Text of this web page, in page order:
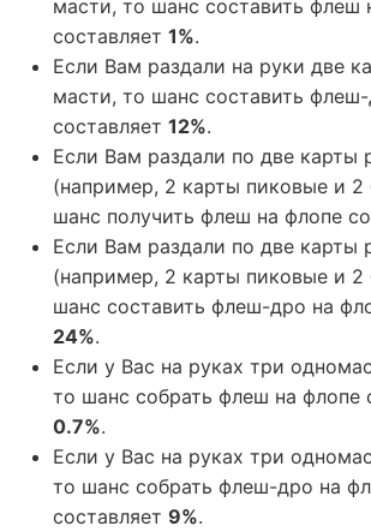
масти, то шанс составить флеш
составляет 1%.
Если Вам раздали на руки две
масти, то шанс составить
составляет 12%.
Если Вам раздали по две карты
(например, 2 карты пиковые и 2
шанс получить флеш на флопе
Если Вам раздали по две карты
(например, 2 карты пиковые и 2
шанс составить флеш-дро на
24%.
Если у Вас на руках три
то шанс собрать флеш на флопе
0.7%.
Если у Вас на руках три
то шанс собрать флеш-дро на
составляет 9%.